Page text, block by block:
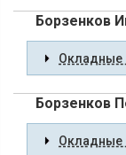
Борзенков
Окладные
Борзенков
Окладные